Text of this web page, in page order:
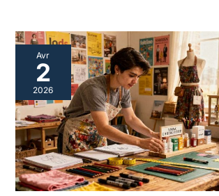
Avr
2
2026
C’est
quoi
le
baccalauréat
professionnel
artisanat
et
métiers
d’art
option
marchandisage